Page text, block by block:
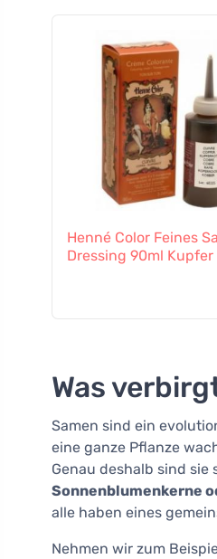
Henné Color Feines
Dressing 90ml Kupfer
Was
Samen sind ein
eine ganze Pflanze
Genau deshalb sind
Sonnenblumenkerne
alle haben eines
Nehmen wir zum